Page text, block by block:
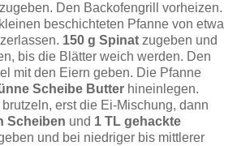
Den Backofengrill vorheizen.
beschichteten Pfanne von etwa
150 g Spinat zugeben und
bis die Blätter weich werden. Den
mit den Eiern geben. Die Pfanne
Scheibe Butter hineinlegen.
erst die Ei-Mischung, dann
Scheiben und 1 TL gehackte
und bei niedriger bis mittlerer